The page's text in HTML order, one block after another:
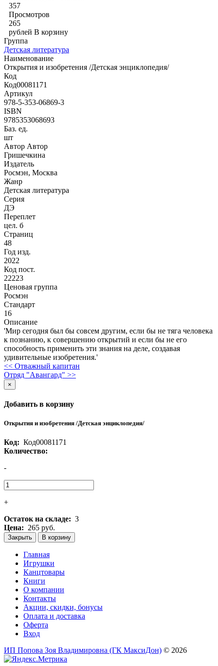
357
Просмотров
265
рублей В корзину
Группа
Детская литература
Наименование
Открытия и изобретения /Детская энциклопедия/
Код
Код00081171
Артикул
978-5-353-06869-3
ISBN
9785353068693
Баз. ед.
шт
Автор Автор
Гришечкина
Издатель
Росмэн, Москва
Жанр
Детская литература
Серия
ДЭ
Переплет
цел. б
Страниц
48
Год изд.
2022
Код пост.
22223
Ценовая группа
Росмэн
Стандарт
16
Описание
'Мир сегодня был бы совсем другим, если бы не тяга человека
к познанию, к совершению открытий и если бы не его
способность применить эти знания на деле, создавая
удивительные изобретения.'
<< Отважный капитан
Отряд "Авангард" >>
×
Добавить в корзину
Открытия и изобретения /Детская энциклопедия/
Код: Код00081171
Количество:
-
+
Остаток на складе: 3
Цена: 265 руб.
Закрыть В корзину
Главная
Игрушки
Канцтовары
Книги
О компании
Контакты
Акции, скидки, бонусы
Оплата и доставка
Оферта
Вход
ИП Попова Зоя Владимировна (ГК МаксиДон) © 2026